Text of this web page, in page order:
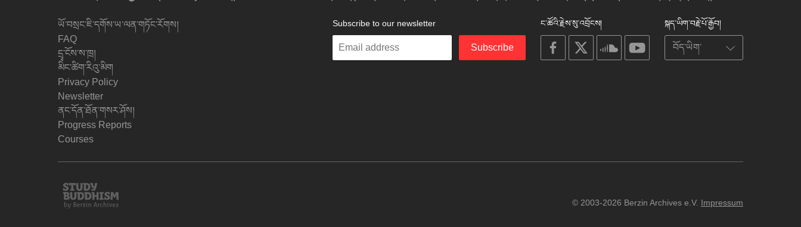
ཡོ་བསྲང་ཇི་དགོས་ཡ་ལན་གཏོང་རོགས།
FAQ
དྲྭ་ངོས་ས་ཁྲ།
མིང་ཚིག་རིའུ་མིག
Privacy Policy
Newsletter
ནང་དོན་ཐོན་གསར་ཤོས།
Progress Reports
Courses
སྐད་ཡིག་བརྗེ་པོ་རྒྱོབ།
ང་ཚོའི་རྗེས་སུ་འབྲོངས།
on
facebook
on
on
soundcloudyoutube
Subscribe to our newsletter
Enter
Subscribe
Study
Buddhism
© 2003-2026 Berzin Archives e.V. Impressum